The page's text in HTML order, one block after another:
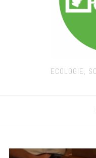
ECOLOGIE,